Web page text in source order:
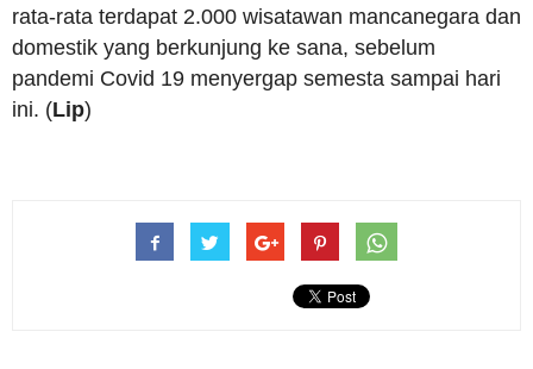
rata-rata terdapat 2.000 wisatawan mancanegara dan
domestik yang berkunjung ke sana, sebelum
pandemi Covid 19 menyergap semesta sampai hari
ini. (Lip)